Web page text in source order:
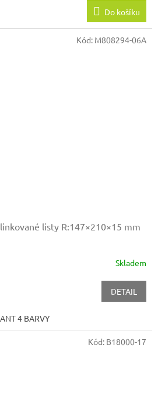
Do košíku
listy R:147×210×15 mm
Skladem
DETAIL
4 BARVY
Kód: M808294-06A
Kód: B18000-17